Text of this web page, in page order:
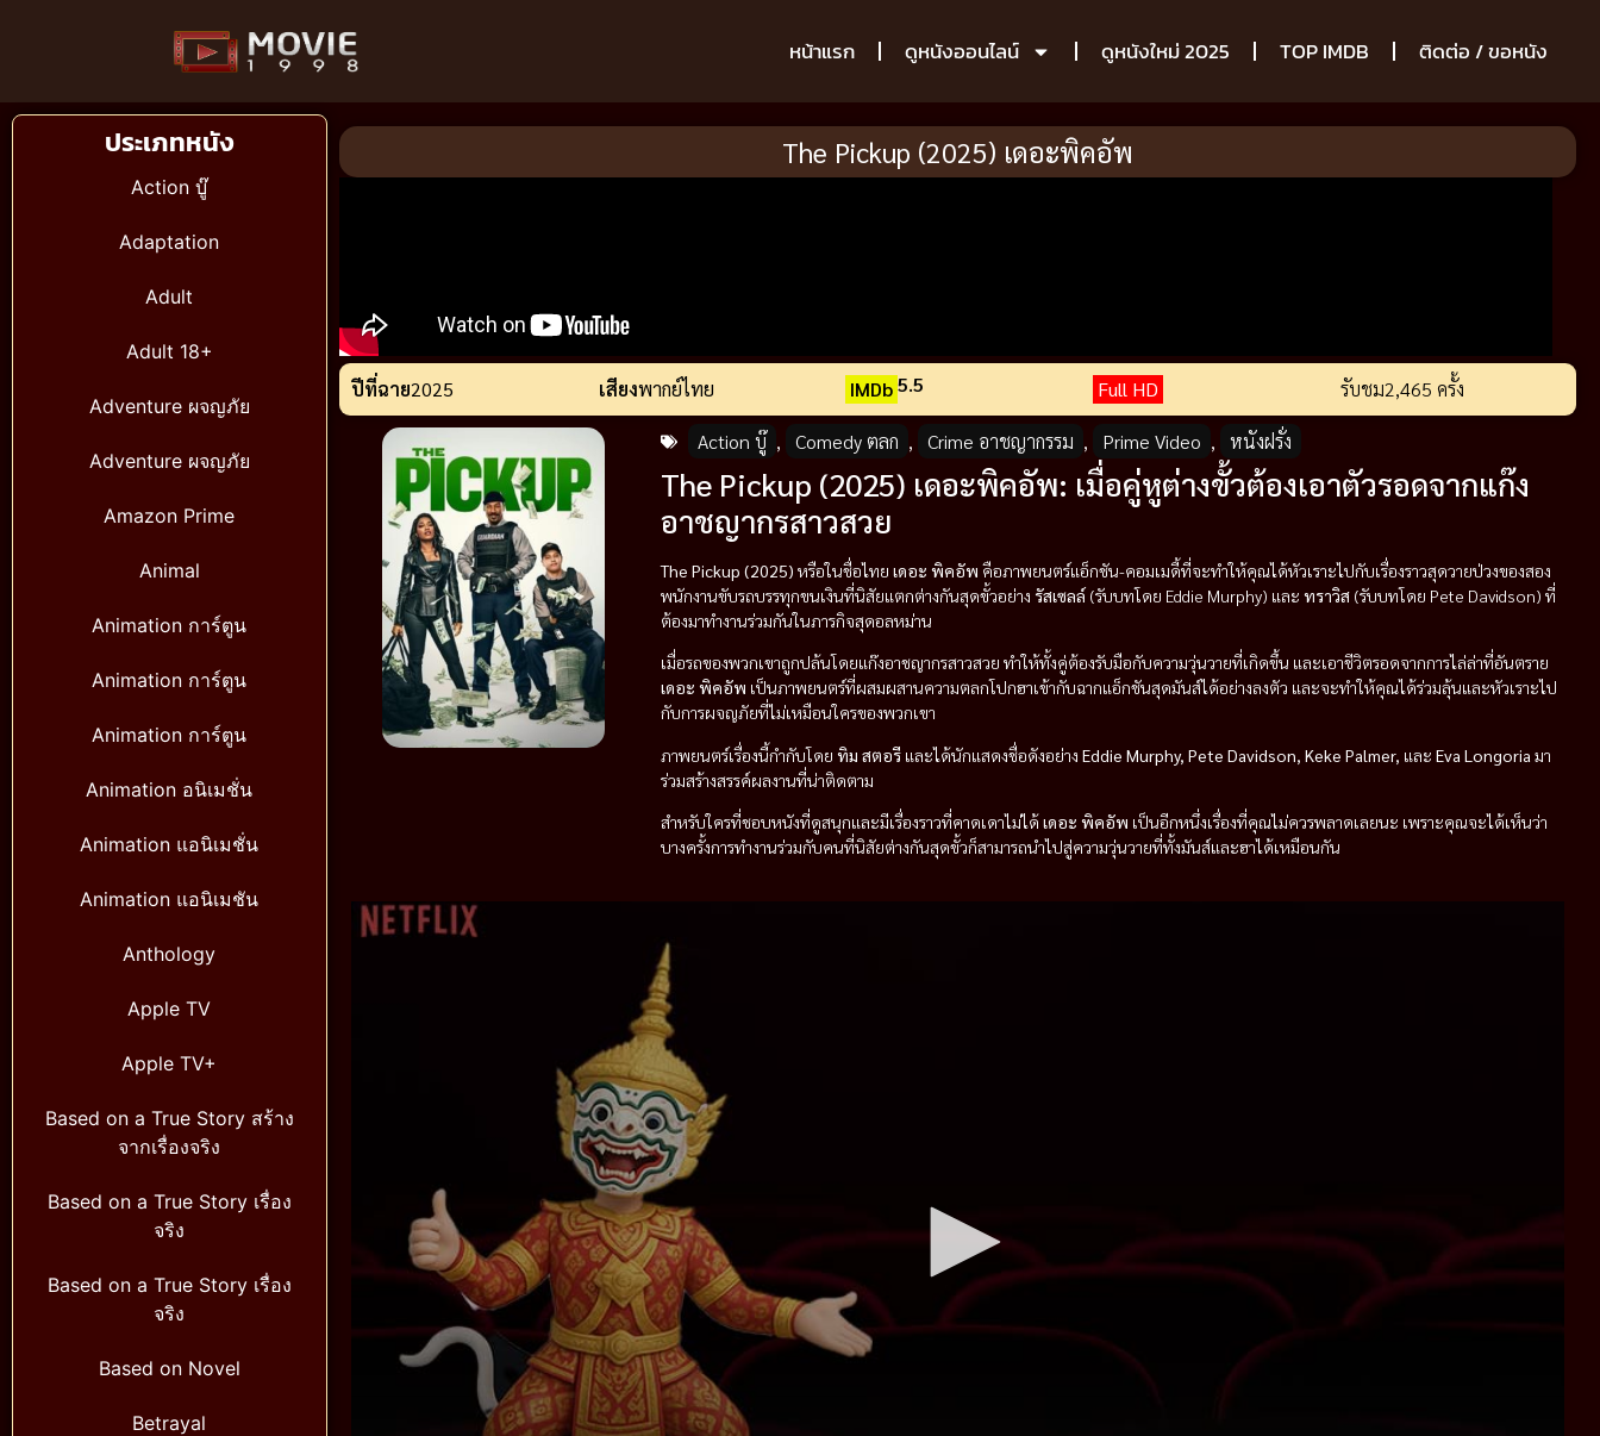
หน้าแรก ดูหนังออนไลน์ ดูหนังใหม่ 2025 TOP IMDB ติดต่อ / ขอหนัง
ประเภทหนัง
Action บู๊
Adaptation
Adult
Adult 18+
Adventure ผจญภัย
Adventure ผจญภัย
Amazon Prime
Animal
Animation การ์ตูน
Animation การ์ตูน
Animation การ์ตูน
Animation อนิเมชั่น
Animation แอนิเมชั่น
Animation แอนิเมชัน
Anthology
Apple TV
Apple TV+
Based on a True Story สร้าง
จากเรื่องจริง
Based on a True Story เรื่อง
จริง
Based on a True Story เรื่อง
จริง
Based on Novel
Betrayal
The Pickup (2025) เดอะพิคอัพ
ปีที่ฉาย2025 เสียงพากย์ไทย IMDb 5.5 Full HD รับชม2,465 ครั้ง
Action บู๊ , Comedy ตลก , Crime อาชญากรรม , Prime Video , หนังฝรั่ง
The Pickup (2025) เดอะพิคอัพ: เมื่อคู่หูต่างขั้วต้องเอาตัวรอดจากแก๊ง
อาชญากรสาวสวย
The Pickup (2025) หรือในชื่อไทย เดอะ พิคอัพ คือภาพยนตร์แอ็กชัน-คอมเมดี้ที่จะทำให้คุณได้หัวเราะไปกับเรื่องราวสุดวายป่วงของสอง
พนักงานขับรถบรรทุกขนเงินที่นิสัยแตกต่างกันสุดขั้วอย่าง รัสเซลล์(รับบทโดย Eddie Murphy) และ ทราวิส(รับบทโดย Pete Davidson) ที่
ต้องมาทำงานร่วมกันในภารกิจสุดอลหม่าน
เมื่อรถของพวกเขาถูกปล้นโดยแก๊งอาชญากรสาวสวย ทำให้ทั้งคู่ต้องรับมือกับความวุ่นวายที่เกิดขึ้น และเอาชีวิตรอดจากการไล่ล่าที่อันตราย
เดอะ พิคอัพ เป็นภาพยนตร์ที่ผสมผสานความตลกโปกฮาเข้ากับฉากแอ็กชันสุดมันส์ได้อย่างลงตัว และจะทำให้คุณได้ร่วมลุ้นและหัวเราะไป
กับการผจญภัยที่ไม่เหมือนใครของพวกเขา
ภาพยนตร์เรื่องนี้กำกับโดย ทิม สตอรีและได้นักแสดงชื่อดังอย่าง Eddie Murphy, Pete Davidson, Keke Palmer, และ Eva Longoria มา
ร่วมสร้างสรรค์ผลงานที่น่าติดตาม
สำหรับใครที่ชอบหนังที่ดูสนุกและมีเรื่องราวที่คาดเดาไม่ได้เดอะ พิคอัพ เป็นอีกหนึ่งเรื่องที่คุณไม่ควรพลาดเลยนะ เพราะคุณจะได้เห็นว่า
บางครั้งการทำงานร่วมกับคนที่นิสัยต่างกันสุดขั้วก็สามารถนำไปสู่ความวุ่นวายที่ทั้งมันส์และฮาได้เหมือนกัน